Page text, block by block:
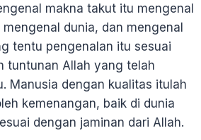
makna takut itu mengenal
dunia, dan mengenal
tentu pengenalan itu sesuai
tuntunan Allah yang telah
Manusia dengan kualitas itulah
kemenangan, baik di dunia
dengan jaminan dari Allah.